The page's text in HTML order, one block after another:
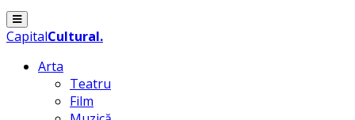
Menu
CapitalCultural.
Arta
Teatru
Film